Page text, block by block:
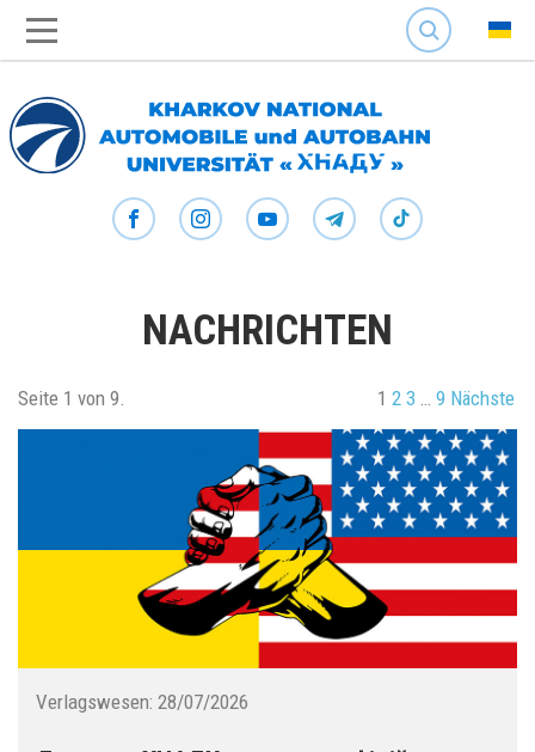
SEARCH
NACHRICHTEN
Seite 1 von 9. 1 2 3 … 9 Nächste
Verlagswesen: 28/07/2026